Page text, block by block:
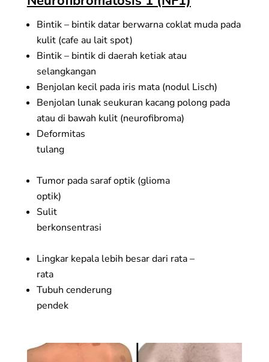
Bintik – bintik datar berwarna coklat muda pada
kulit (cafe au lait spot)
Bintik – bintik di daerah ketiak atau
selangkangan
Benjolan kecil pada iris mata (nodul Lisch)
Benjolan lunak seukuran kacang polong pada
atau di bawah kulit (neurofibroma)
Deformitas
tulang
Tumor pada saraf optik (glioma
optik)
Sulit
berkonsentrasi
Lingkar kepala lebih besar dari rata –
rata
Tubuh cenderung
pendek